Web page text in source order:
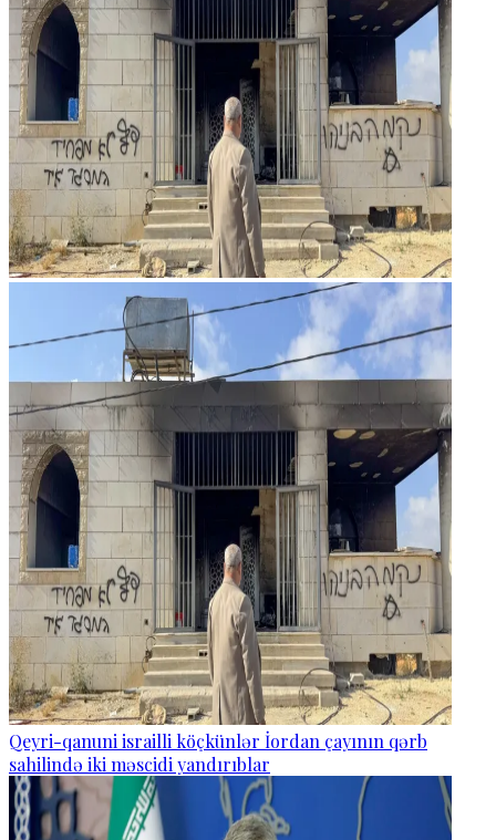
Qeyri-qanuni israilli köçkünlər İordan çayının qərb
sahilində iki məscidi yandırıblar